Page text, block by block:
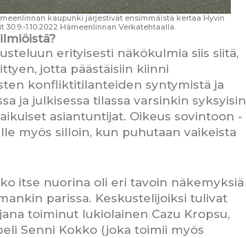
kaupunki järjestivät ensimmäistä kertaa Hyvin
1.10.2022 Hämeenlinnan Verkatehtaalla.
erityisesti näkökulmia siis siitä,
jotta päästäisiin kiinni
konfliktitilanteiden syntymistä ja
ja julkisessa tilassa varsinkin syksyisin
asiantuntijat. Oikeus sovintoon -
myös silloin, kun puhutaan vaikeista
itse nuorina oli eri tavoin näkemyksiä
parissa. Keskustelijoiksi tulivat
toiminut lukiolainen Cazu Kropsu,
Senni Kokko (joka toimii myös